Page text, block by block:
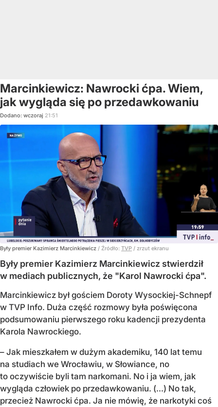
Marcinkiewicz: Nawrocki ćpa. Wiem,
jak wygląda się po przedawkowaniu
Dodano: wczoraj 21:51
Były premier Kazimierz Marcinkiewicz / Źródło: TVP / zrzut ekranu
Były premier Kazimierz Marcinkiewicz stwierdził
w mediach publicznych, że "Karol Nawrocki ćpa".
Marcinkiewicz był gościem Doroty Wysockiej-Schnepf
w TVP Info. Duża część rozmowy była poświęcona
podsumowaniu pierwszego roku kadencji prezydenta
Karola Nawrockiego.
– Jak mieszkałem w dużym akademiku, 140 lat temu
na studiach we Wrocławiu, w Słowiance, no
to oczywiście byli tam narkomani. No i ja wiem, jak
wygląda człowiek po przedawkowaniu. (...) No tak,
przecież Nawrocki ćpa. Ja nie mówię, że narkotyki coś